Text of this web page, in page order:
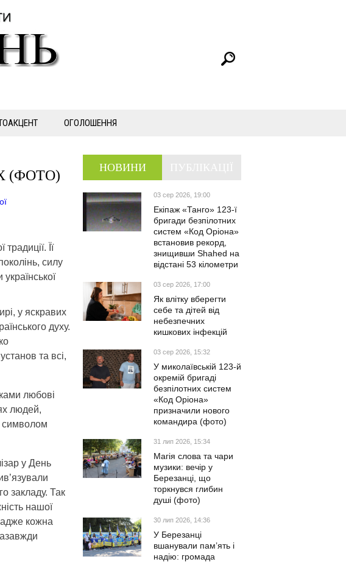
ОГОЛОШЕННЯ
(ФОТО)
Її
силу
у яскравих
духу.
та всі,
любові
людей,
символом
у День
закладу. Так
нашої
адже кожна
НОВИНИ
03 сер 2026, 19:00
Екіпаж «Танго» 123-ї
бригади безпілотних
систем «Код Оріона»
встановив рекорд,
знищивши Shahed на
відстані 53 кілометри
03 сер 2026, 17:00
Як влітку вберегти
себе та дітей від
небезпечних
кишкових інфекцій
03 сер 2026, 15:32
У миколаївській 123-й
окремій бригаді
безпілотних систем
«Код Оріона»
призначили нового
командира (фото)
31 лип 2026, 15:34
Магія слова та чари
музики: вечір у
Березанці, що
торкнувся глибин
душі (фото)
30 лип 2026, 14:36
У Березанці
вшанували пам’ять і
надію: громада